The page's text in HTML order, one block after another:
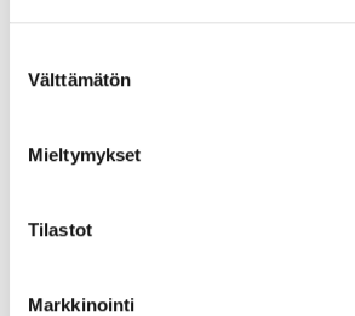
valinta
Välttämätön
Mieltymykset
Tilastot
Markkinointi
automaattinen palautus.
IP44
Moottorin eristysluokka
B
Siipipyörä